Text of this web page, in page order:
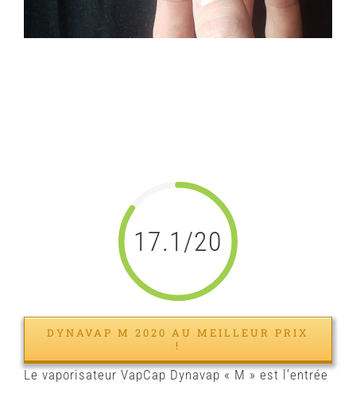
17.1/20
DYNAVAP M 2020 AU MEILLEUR PRIX
!
Le vaporisateur VapCap Dynavap « M » est l’entrée